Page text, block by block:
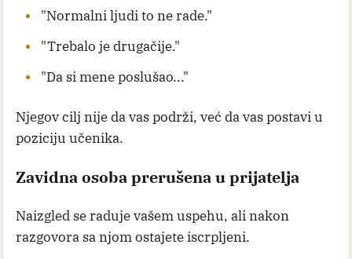
"Normalni ljudi to ne rade."
"Trebalo je drugačije."
"Da si mene poslušao..."
Njegov cilj nije da vas podrži, već da vas postavi u
poziciju učenika.
Zavidna osoba prerušena u prijatelja
Naizgled se raduje vašem uspehu, ali nakon
razgovora sa njom ostajete iscrpljeni.